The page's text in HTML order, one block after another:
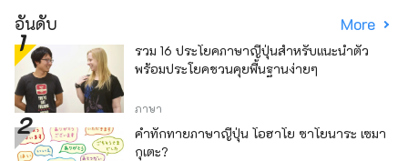
อันดับ More
รวม 16 ประโยคภาษาญี่ปุ่นสำหรับแนะนำตัว
พร้อมประโยคชวนคุยพื้นฐานง่ายๆ
ภาษา
คำทักทายภาษาญี่ปุ่น โอฮาโย ซาโยนาระ เซมา
กุเตะ?